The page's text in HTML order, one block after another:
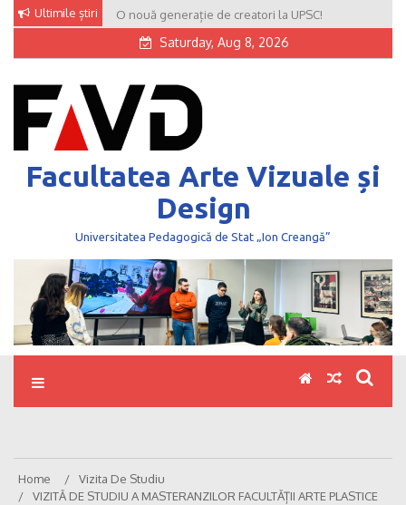
Skip
content
Ultimile știri O nouă generație de creatori la UPSC!
Saturday, Aug 8, 2026
Facultatea Arte Vizuale și
Design
Universitatea Pedagogică de Stat „Ion Creangă”
Home
Vizita De Studiu
VIZITĂ DE STUDIU A MASTERANZILOR FACULTĂȚII ARTE PLASTICE